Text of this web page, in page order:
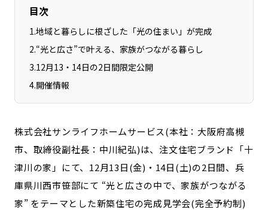
熊本エリア
宮崎エリア
鹿児島エリア
沖縄エリア
カテゴリから探す
特集コンテンツ
地域を代表する 企業100選
プレスリリース
行政連携記事
MILCプロジェクト
選出企業特別対談
Localist
SDGsの先駆者
イベント
飲食店
目次
1.地域と暮らしに根ざした「光の住まい」が完成
2.“光と広さ”で叶える、家族がつながる暮らし
3.12月13・14日の2日間限定公開
4.開催情報
株式会社サンライフホームサービス(本社：大阪府高槻
市、取締役副社長：中川紀弘)は、注文住宅ブランド「十
津川の家」にて、12月13日(金)・14日(土)の2日間、兵
庫県川西市笹部にて “光と広さの中で、家族がつながる
家” をテーマとした新築住宅の完成見学会(完全予約制)